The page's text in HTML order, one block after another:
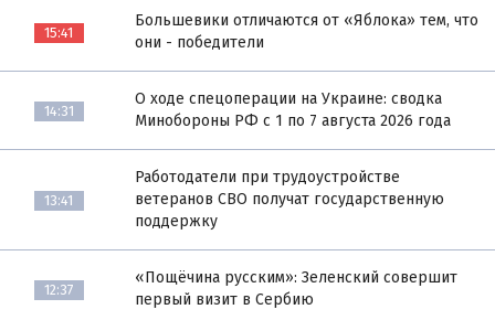
15:41
Большевики отличаются от «Яблока» тем, что
они - победители
14:31
О ходе спецоперации на Украине: сводка
Минобороны РФ с 1 по 7 августа 2026 года
13:41
Работодатели при трудоустройстве
ветеранов СВО получат государственную
поддержку
12:37
«Пощёчина русским»: Зеленский совершит
первый визит в Сербию